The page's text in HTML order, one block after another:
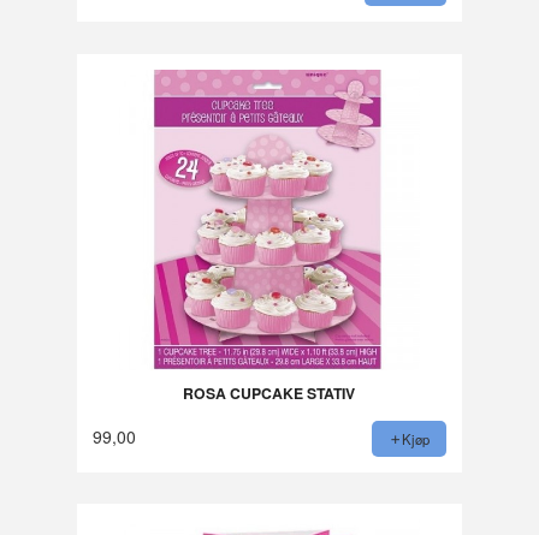
ROSA CUPCAKE STATIV
99,00 Kjøp